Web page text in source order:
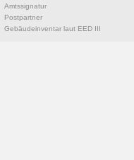
Amtssignatur
Postpartner
Gebäudeinventar laut EED III